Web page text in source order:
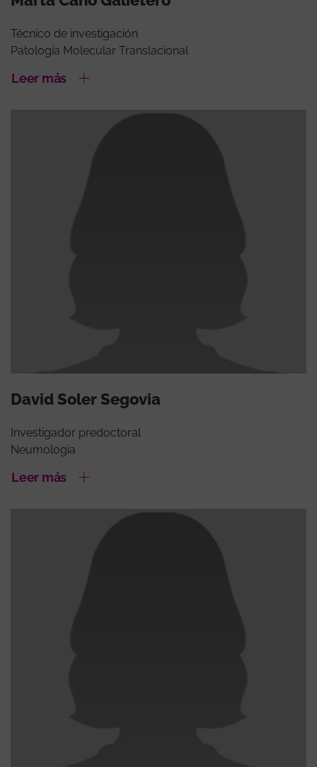
Técnico de investigación
Patología Molecular Translacional
Leer más
David Soler Segovia
Investigador predoctoral
Neumología
Leer más